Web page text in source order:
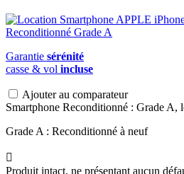
Garantie sérénité
casse & vol incluse
Ajouter au comparateur
Smartphone Reconditionné : Grade A,
Grade A : Reconditionné à neuf

Produit intact, ne présentant aucun